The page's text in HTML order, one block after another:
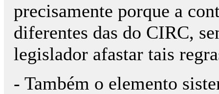
precisamente porque a
diferentes das do CIRC,
legislador afastar tais
- Também o elemento